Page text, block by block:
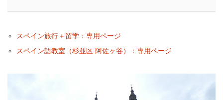
スペイン旅行＋留学：専用ページ
スペイン語教室（杉並区 阿佐ヶ谷）：専用ページ